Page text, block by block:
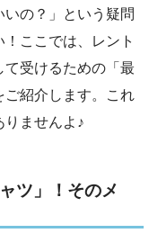
の？」という疑問
ここでは、レント
受けるための「最
ご紹介します。これ
りませんよ♪
ツ」！そのメ